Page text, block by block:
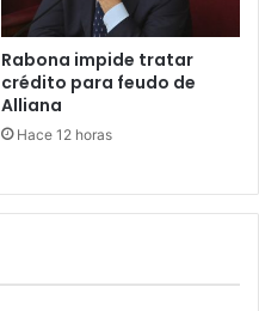
Rabona impide tratar
crédito para feudo de
Alliana
Hace 12 horas